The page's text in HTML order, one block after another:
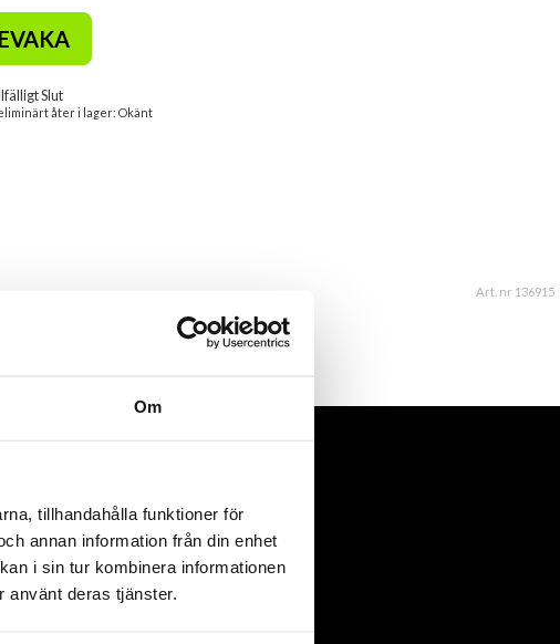
Om
tillhandahålla funktioner för
annan information från din enhet
i sin tur kombinera informationen
använt deras tjänster.
Slut
åter i lager: Okänt
Art. nr 136915